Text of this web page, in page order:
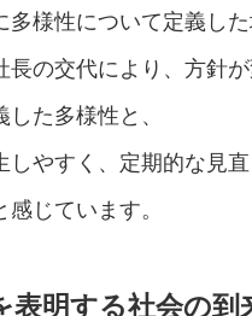
多様性について定義した
長の交代により、方針が
た多様性と、
しやすく、定期的な見
感じています。
表明する社会の到